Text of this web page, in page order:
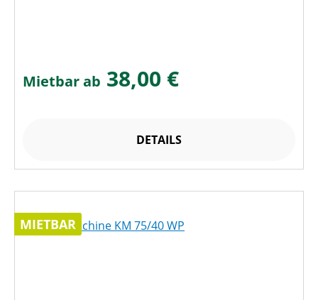
Mietbar ab 38,00 €
DETAILS
MIETBAR